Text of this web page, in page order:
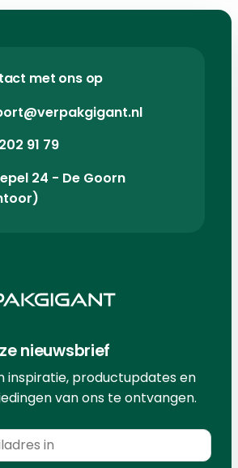
met ons op
91 79
24 - De Goorn
nieuwsbrief
inspiratie, productupdates en
van ons te ontvangen.